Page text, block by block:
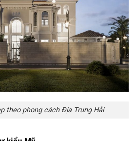
theo phong cách Địa Trung Hải